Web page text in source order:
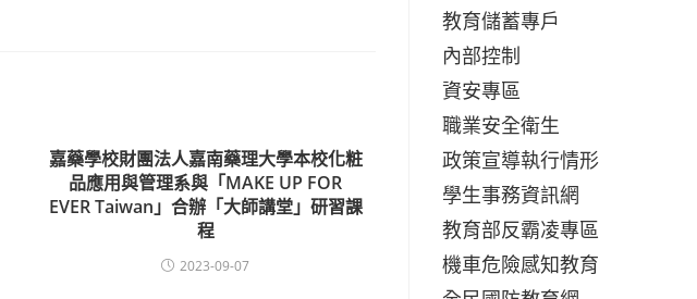
嘉藥學校財團法人嘉南藥理大學本校化粧
品應用與管理系與「MAKE UP FOR
EVER Taiwan」合辦「大師講堂」研習課
程
2023-09-07
教育儲蓄專戶
內部控制
資安專區
職業安全衛生
政策宣導執行情形
學生事務資訊網
教育部反霸凌專區
機車危險感知教育